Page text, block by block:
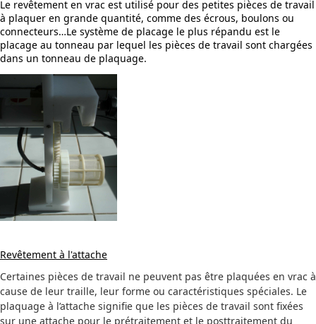
Le revêtement en vrac est utilisé pour des petites pièces de travail
à plaquer en grande quantité, comme des écrous, boulons ou
connecteurs…Le système de placage le plus répandu est le
placage au tonneau par lequel les pièces de travail sont chargées
dans un tonneau de plaquage.
Revêtement à l'attache
Certaines pièces de travail ne peuvent pas être plaquées en vrac à
cause de leur traille, leur forme ou caractéristiques spéciales. Le
plaquage à l’attache signifie que les pièces de travail sont fixées
sur une attache pour le prétraitement et le posttraitement du